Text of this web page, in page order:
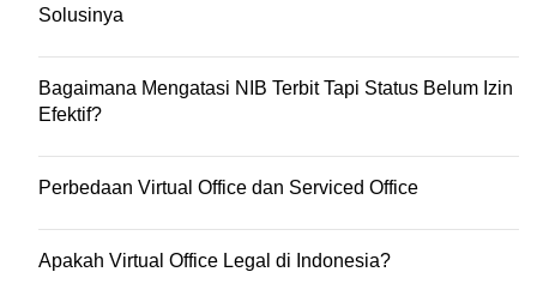
Solusinya
Bagaimana Mengatasi NIB Terbit Tapi Status Belum Izin
Efektif?
Perbedaan Virtual Office dan Serviced Office
Apakah Virtual Office Legal di Indonesia?